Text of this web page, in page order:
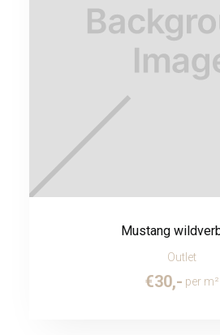
Mustang
Outlet
€30,- per m²